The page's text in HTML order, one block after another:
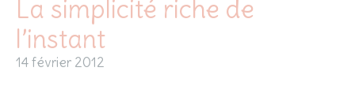
La simplicité riche de
l’instant
14 février 2012